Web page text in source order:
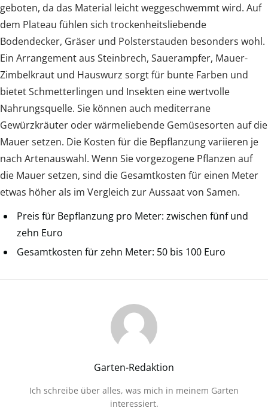
geboten, da das Material leicht weggeschwemmt wird. Auf
dem Plateau fühlen sich trockenheitsliebende
Bodendecker, Gräser und Polsterstauden besonders wohl.
Ein Arrangement aus Steinbrech, Sauerampfer, Mauer-
Zimbelkraut und Hauswurz sorgt für bunte Farben und
bietet Schmetterlingen und Insekten eine wertvolle
Nahrungsquelle. Sie können auch mediterrane
Gewürzkräuter oder wärmeliebende Gemüsesorten auf die
Mauer setzen. Die Kosten für die Bepflanzung variieren je
nach Artenauswahl. Wenn Sie vorgezogene Pflanzen auf
die Mauer setzen, sind die Gesamtkosten für einen Meter
etwas höher als im Vergleich zur Aussaat von Samen.
Preis für Bepflanzung pro Meter: zwischen fünf und
zehn Euro
Gesamtkosten für zehn Meter: 50 bis 100 Euro
Garten-Redaktion
Ich schreibe über alles, was mich in meinem Garten
interessiert.